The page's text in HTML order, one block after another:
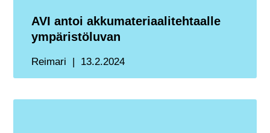
AVI antoi akkumateriaalitehtaalle
ympäristöluvan
Reimari 13.2.2024